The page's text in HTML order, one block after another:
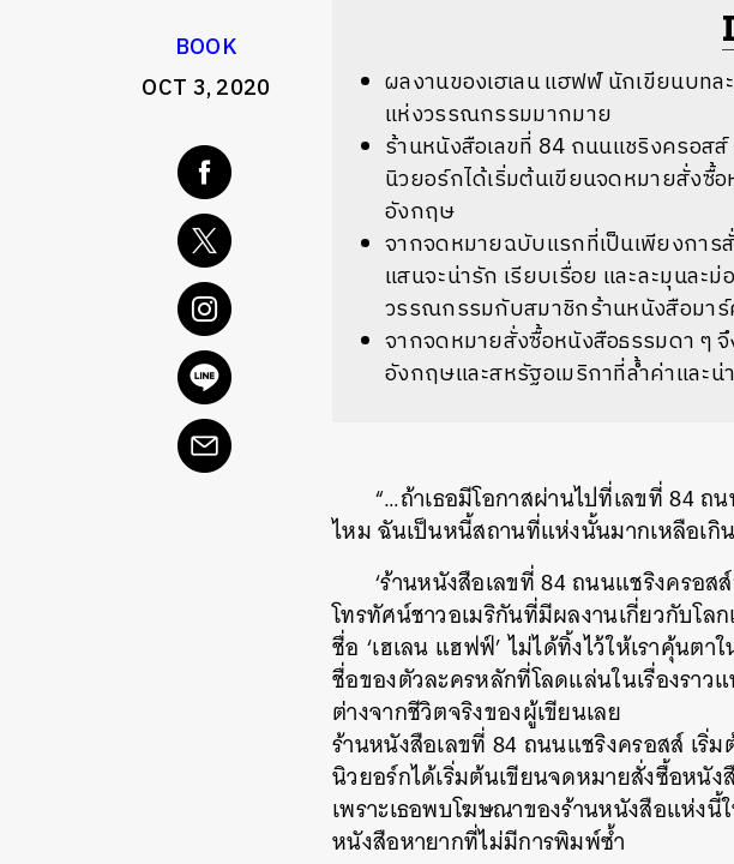
BOOK
OCT 3, 2020
ผลงานของเฮเลนแฮฟฟ์นักเขียนบทล
แห่งวรรณกรรมมากมาย
ร้านหนังสือเลขที่ 84 ถนนแชริงครอส
นิวยอร์กได้เริ่มต้นเขียนจดหมายสั่งซื้
อังกฤษ
จากจดหมายฉบับแรกที่เป็นเพียงกา
แสนจะน่ารัก เรียบเรื่อย และละมุนละ
วรรณกรรมกับสมาชิกร้านหนังสือมา
จากจดหมายสั่งซื้อหนังสือธรรมดา ๆ
อังกฤษและสหรัฐอเมริกาที่ล้ำค่าและน่
“…ถ้าเธอมีโอกาสผ่านไปที่เลขที่84ถ
ไหมฉันเป็นหนี้สถานที่แห่งนั้นมากเหลือเกิ
‘ร้านหนังสือเลขที่84ถนนแชริงครอสส์
โทรทัศน์ชาวอเมริกันที่มีผลงานเกี่ยวกับโล
ชื่อ ‘เฮเลน แฮฟฟ์’ไม่ได้ทิ้งไว้ให้เราคุ้นต
ชื่อของตัวละครหลักที่โลดแล่นในเรื่องราว
ต่างจากชีวิตจริงของผู้เขียนเลย
ร้านหนังสือเลขที่ 84 ถนนแชริงครอสส์ เริ่
นิวยอร์กได้เริ่มต้นเขียนจดหมายสั่งซื้อหนัง
เพราะเธอพบโฆษณาของร้านหนังสือแห่งนี้
หนังสือหายากที่ไม่มีการพิมพ์ซ้ำ